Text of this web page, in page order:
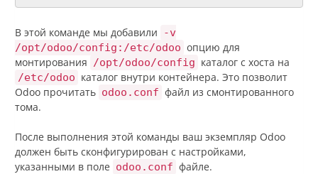
В этой команде мы добавили
-v
/opt/odoo/config:/etc/odoo опцию для
монтирования /opt/odoo/config каталог с хоста на
/etc/odoo каталог внутри контейнера. Это позволит
Odoo прочитать odoo.conf файл из смонтированного
тома.
После выполнения этой команды ваш экземпляр Odoo
должен быть сконфигурирован с настройками,
указанными в поле odoo.conf файле.